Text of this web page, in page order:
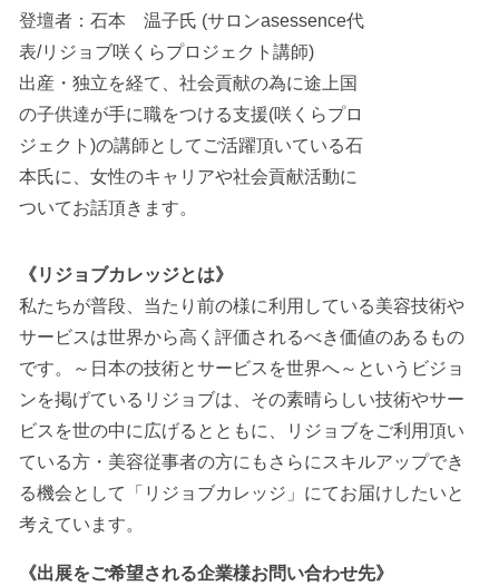
登壇者：石本 温子氏 (サロンasessence代
表/リジョブ咲くらプロジェクト講師)
出産・独立を経て、社会貢献の為に途上国
の子供達が手に職をつける支援(咲くらプロ
ジェクト)の講師としてご活躍頂いている石
本氏に、女性のキャリアや社会貢献活動に
ついてお話頂きます。
《リジョブカレッジとは》
私たちが普段、当たり前の様に利用している美容技術や
サービスは世界から高く評価されるべき価値のあるもの
です。～日本の技術とサービスを世界へ～というビジョ
ンを掲げているリジョブは、その素晴らしい技術やサー
ビスを世の中に広げるとともに、リジョブをご利用頂い
ている方・美容従事者の方にもさらにスキルアップでき
る機会として「リジョブカレッジ」にてお届けしたいと
考えています。
《出展をご希望される企業様お問い合わせ先》